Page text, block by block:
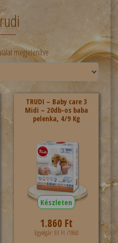
megjelenítve
TRUDI – Baby care 3
Midi – 20db-os baba
pelenka, 4/9 Kg
Készleten
1.860 Ft
Egységár:93 Ft /1860